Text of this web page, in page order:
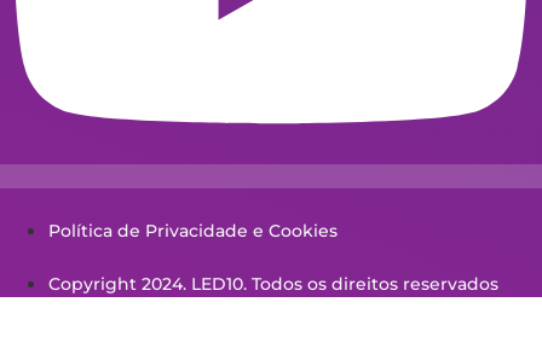
Política de Privacidade e Cookies
Copyright 2024. LED10. Todos os direitos reservados